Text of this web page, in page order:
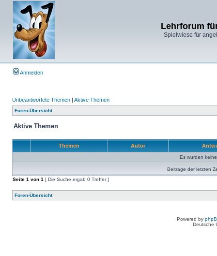
Lehrforum
Spielwiese für
Anmelden
Unbeantwortete Themen | Aktive Themen
Foren-Übersicht
Aktive Themen
Themen Autor
Es wurden
Beiträge der letzten
Seite 1 von 1 [ Die Suche ergab 0 Treffer ]
Foren-Übersicht
Powered by
Deutsche